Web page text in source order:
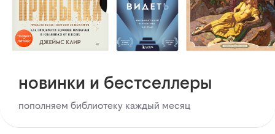
новинки и бестселлеры
пополняем библиотеку каждый месяц